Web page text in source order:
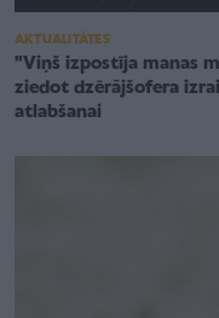
AKTUALITĀTES
"Viņš izpostīja manas
ziedot dzērājšofera
atlabšanai